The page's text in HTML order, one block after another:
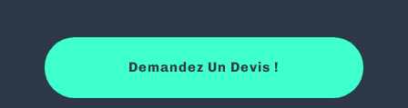
Demandez Un Devis !